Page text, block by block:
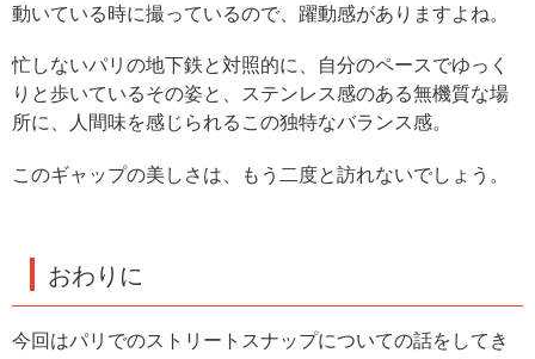
動いている時に撮っているので、躍動感がありますよね。
忙しないパリの地下鉄と対照的に、自分のペースでゆっく
りと歩いているその姿と、ステンレス感のある無機質な場
所に、人間味を感じられるこの独特なバランス感。
このギャップの美しさは、もう二度と訪れないでしょう。
おわりに
今回はパリでのストリートスナップについての話をしてき